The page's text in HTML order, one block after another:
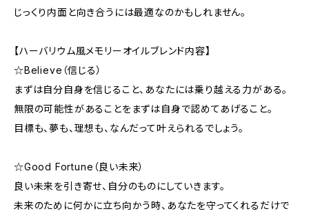
じっくり内面と向き合うには最適なのかもしれません。
【ハーバリウム風メモリーオイルブレンド内容】
☆Believe（信じる）
まずは自分自身を信じること、あなたには乗り越える力がある。
無限の可能性があることをまずは自身で認めてあげること。
目標も、夢も、理想も、なんだって叶えられるでしょう。
☆Good Fortune（良い未来）
良い未来を引き寄せ、自分のものにしていきます。
未来のために何かに立ち向かう時、あなたを守ってくれるだけで